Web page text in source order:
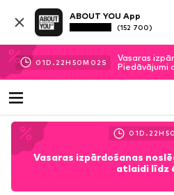
ABOUT YOU App
(152 700)
01D. 22H 50M 00 S
Vasaras
Piedāvājumi
01D. 22H 50
Vasaras izpārdošanas
atlaidi līdz